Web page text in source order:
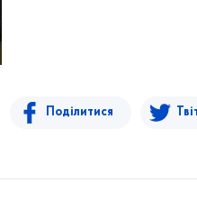
Поділитися